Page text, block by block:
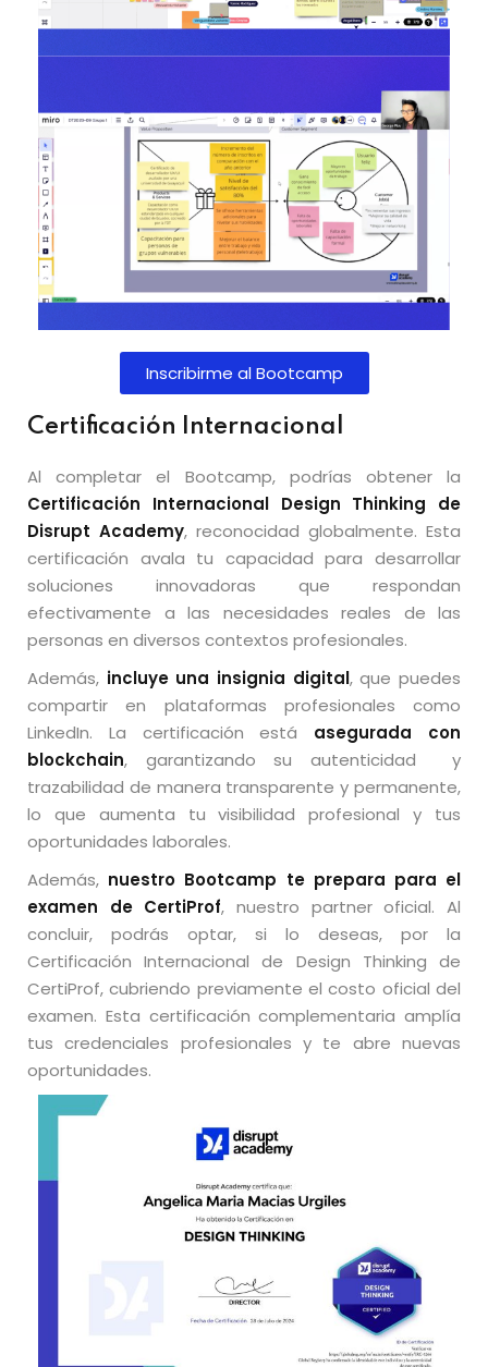
Inscribirme al Bootcamp
Certificación Internacional
Al completar el Bootcamp, podrías obtener la
Certificación Internacional Design Thinking de
Disrupt Academy, reconocidad globalmente. Esta
certificación avala tu capacidad para desarrollar
soluciones innovadoras que respondan
efectivamente a las necesidades reales de las
personas en diversos contextos profesionales.
Además, incluye una insignia digital, que puedes
compartir en plataformas profesionales como
LinkedIn. La certificación está asegurada con
blockchain, garantizando su autenticidad y
trazabilidad de manera transparente y permanente,
lo que aumenta tu visibilidad profesional y tus
oportunidades laborales.
Además, nuestro Bootcamp te prepara para el
examen de CertiProf, nuestro partner oficial. Al
concluir, podrás optar, si lo deseas, por la
Certificación Internacional de Design Thinking de
CertiProf, cubriendo previamente el costo oficial del
examen. Esta certificación complementaria amplía
tus credenciales profesionales y te abre nuevas
oportunidades.